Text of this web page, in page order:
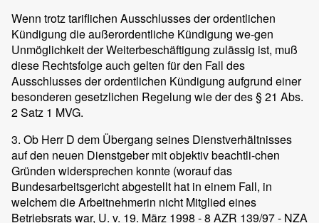
Wenn trotz tariflichen Ausschlusses der ordentlichen
Kündigung die außerordentliche Kündigung we-gen
Unmöglichkeit der Weiterbeschäftigung zulässig ist, muß
diese Rechtsfolge auch gelten für den Fall des
Ausschlusses der ordentlichen Kündigung aufgrund einer
besonderen gesetzlichen Regelung wie der des § 21 Abs.
2 Satz 1 MVG.
3. Ob Herr D dem Übergang seines Dienstverhältnisses
auf den neuen Dienstgeber mit objektiv beachtli-chen
Gründen widersprechen konnte (worauf das
Bundesarbeitsgericht abgestellt hat in einem Fall, in
welchem die Arbeitnehmerin nicht Mitglied eines
Betriebsrats war, U. v. 19. März 1998 - 8 AZR 139/97 - NZA